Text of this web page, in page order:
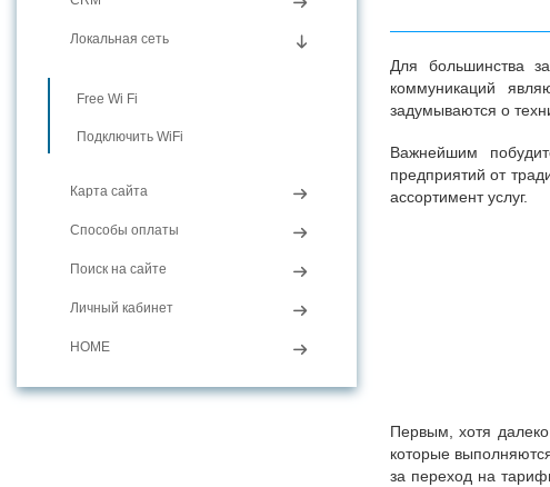
Локальная сеть
Free Wi Fi
Подключить WiFi
Карта сайта
Способы оплаты
Поиск на сайте
Личный кабинет
HOME
Для большинства
коммуникаций
задумываются о
Важнейшим
предприятий от
ассортимент услуг.
Первым, хотя
которые
за переход на